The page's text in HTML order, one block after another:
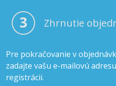
3 Zhrnutie
Pre pokračovanie v
zadajte vašu e-mailovú
registrácii.